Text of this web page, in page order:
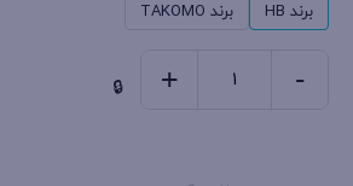
برند HB برند TAKOMO
-
+